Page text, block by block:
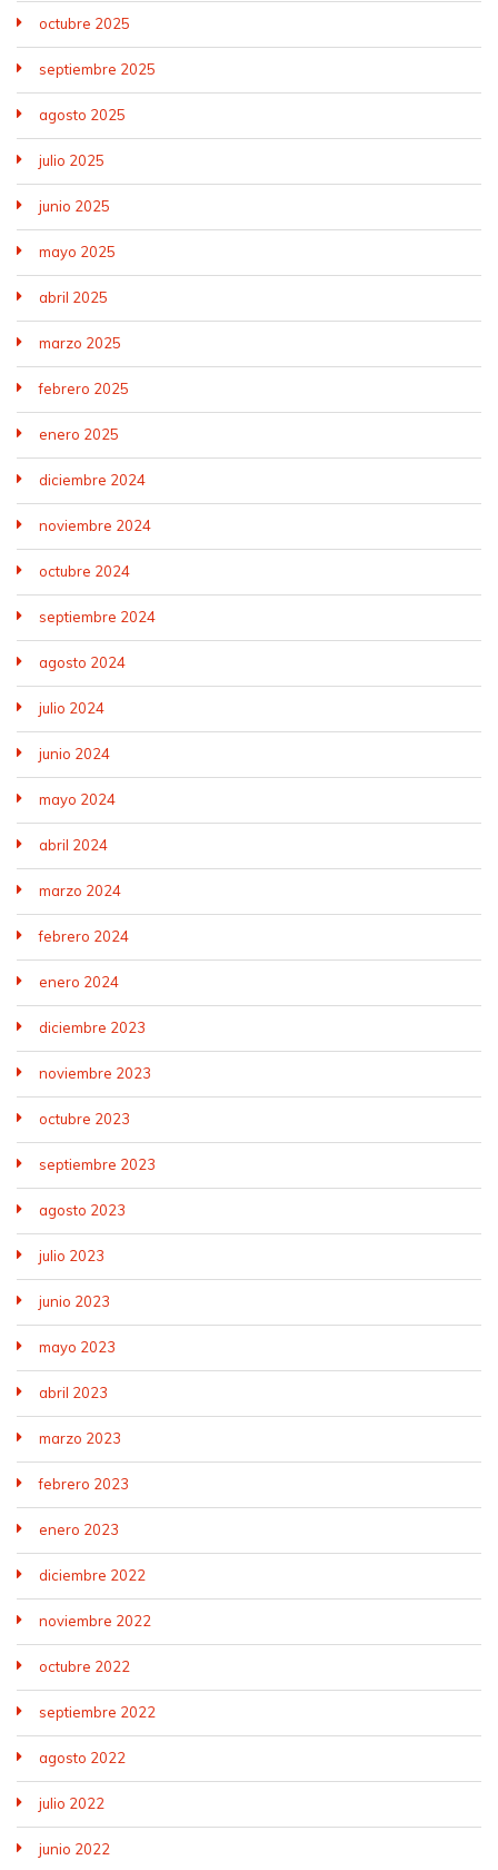
octubre 2025
septiembre 2025
agosto 2025
julio 2025
junio 2025
mayo 2025
abril 2025
marzo 2025
febrero 2025
enero 2025
diciembre 2024
noviembre 2024
octubre 2024
septiembre 2024
agosto 2024
julio 2024
junio 2024
mayo 2024
abril 2024
marzo 2024
febrero 2024
enero 2024
diciembre 2023
noviembre 2023
octubre 2023
septiembre 2023
agosto 2023
julio 2023
junio 2023
mayo 2023
abril 2023
marzo 2023
febrero 2023
enero 2023
diciembre 2022
noviembre 2022
octubre 2022
septiembre 2022
agosto 2022
julio 2022
junio 2022